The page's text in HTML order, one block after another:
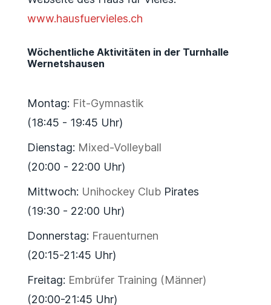
www.hausfuervieles.ch
Wöchentliche Aktivitäten in der Turnhalle
Wernetshausen
Montag: Fit-Gymnastik
(18:45 - 19:45 Uhr)
Dienstag: Mixed-Volleyball
(20:00 - 22:00 Uhr)
Mittwoch: Unihockey ClubPirates
(19:30 - 22:00 Uhr)
Donnerstag: Frauenturnen
(20:15-21:45 Uhr)
Freitag: Embrüfer Training (Männer)
(20:00-21:45 Uhr)